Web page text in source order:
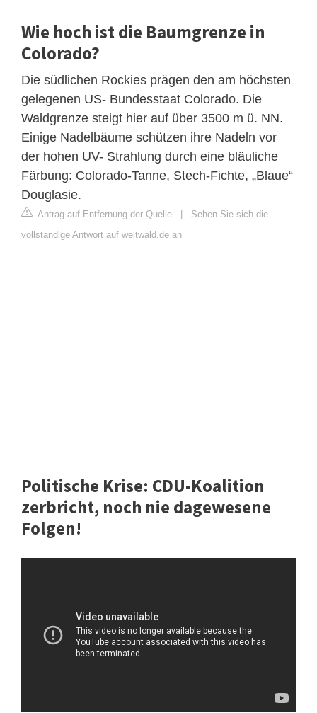
Wie hoch ist die Baumgrenze in
Colorado?
Die südlichen Rockies prägen den am höchsten
gelegenen US- Bundesstaat Colorado. Die
Waldgrenze steigt hier auf über 3500 m ü. NN.
Einige Nadelbäume schützen ihre Nadeln vor
der hohen UV- Strahlung durch eine bläuliche
Färbung: Colorado-Tanne, Stech-Fichte, „Blaue“
Douglasie.
Antrag auf Entfernung der Quelle
Sehen Sie sich die
vollständige Antwort auf weltwald.de an
Politische Krise: CDU-Koalition
zerbricht, noch nie dagewesene
Folgen!